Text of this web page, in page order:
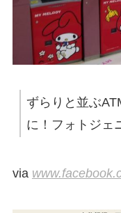
ずらりと並ぶ
に！フォトジェ
via